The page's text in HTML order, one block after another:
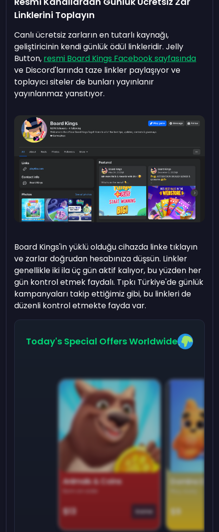
Linklerini Toplayın
Canlı ücretsiz zarların en tutarlı kaynağı,
geliştiricinin kendi günlük ödül linkleridir. Jelly
Button, resmi Board Kings Facebook sayfasında
ve Discord'larında taze linkler paylaşıyor ve
toplayıcı siteler de bunları yayınlanır
yayınlanmaz yansıtıyor.
Board Kings'in yüklü olduğu cihazda linke tıklayın
ve zarlar doğrudan hesabınıza düşsün. Linkler
genellikle iki ila üç gün aktif kalıyor, bu yüzden her
gün kontrol etmek faydalı. Tıpkı Türkiye'de günlük
kampanyaları takip ettiğimiz gibi, bu linkleri de
düzenli kontrol etmekte fayda var.
Today's Special Offers Worldwide
Animals & Coins
Earn on side
$13 Game
Domino
$9